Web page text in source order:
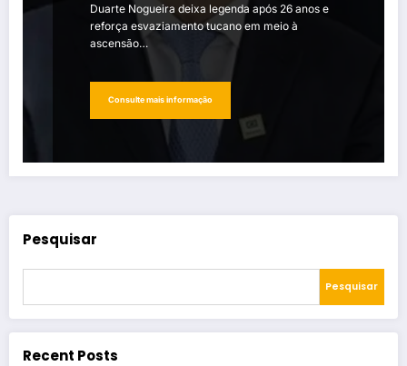
Duarte Nogueira deixa legenda após 26 anos e
reforça esvaziamento tucano em meio à
ascensão…
Consulte mais informação
Pesquisar
Pesquisar
Recent Posts